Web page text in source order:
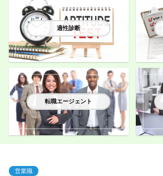
適性診断
転職エージェント
営業職